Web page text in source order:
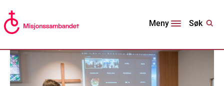
Meny Søk